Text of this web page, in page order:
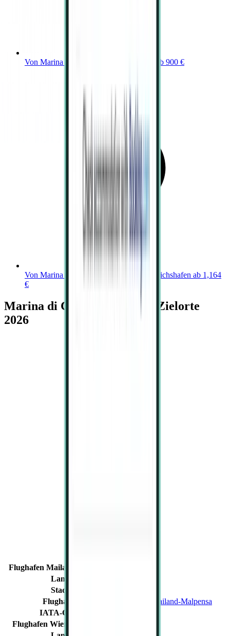
Von Marina di Campo (EBA) nach Pisa ab 900 €
Von Marina di Campo (EBA) nach Friedrichshafen ab 1,164
€
Marina di Campo Karte der Zielorte
2026
Flughafen Mailand-Malpensa
Land
Stadt
Flughafen
Flughafen Mailand-Malpensa
IATA-Code
Flughafen Wien-Schwechat